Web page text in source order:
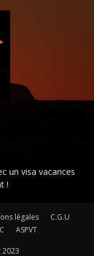
un visa vacances
!
légales
C.G.U
ASPVT